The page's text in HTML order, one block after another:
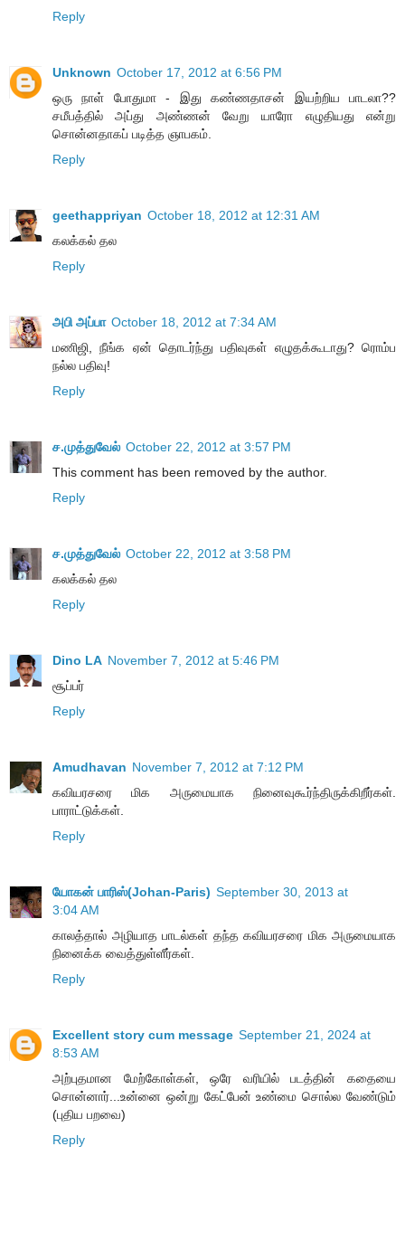
Reply
Unknown October 17, 2012 at 6:56 PM
ஒரு நாள் போதுமா - இது கண்ணதாசன் இயற்றிய பாடலா??
சமீபத்தில் அப்து அண்ணன் வேறு யாரோ எழுதியது என்று
சொன்னதாகப் படித்த ஞாபகம்.
Reply
geethappriyan October 18, 2012 at 12:31 AM
கலக்கல் தல
Reply
அபி அப்பா October 18, 2012 at 7:34 AM
மணிஜி, நீங்க ஏன் தொடர்ந்து பதிவுகள் எழுதக்கூடாது? ரொம்ப
நல்ல பதிவு!
Reply
ச.முத்துவேல் October 22, 2012 at 3:57 PM
This comment has been removed by the author.
Reply
ச.முத்துவேல் October 22, 2012 at 3:58 PM
கலக்கல் தல
Reply
Dino LA November 7, 2012 at 5:46 PM
சூப்பர்
Reply
Amudhavan November 7, 2012 at 7:12 PM
கவியரசரை மிக அருமையாக நினைவுகூர்ந்திருக்கிறீர்கள்.
பாராட்டுக்கள்.
Reply
யோகன் பாரிஸ்(Johan-Paris) September 30, 2013 at
3:04 AM
காலத்தால் அழியாத பாடல்கள் தந்த கவியரசரை மிக அருமையாக
நினைக்க வைத்துள்ளீர்கள்.
Reply
Excellent story cum message September 21, 2024 at
8:53 AM
அற்புதமான மேற்கோள்கள், ஒரே வரியில் படத்தின் கதையை
சொன்னார்...உன்னை ஒன்று கேட்பேன் உண்மை சொல்ல வேண்டும்
(புதிய பறவை)
Reply